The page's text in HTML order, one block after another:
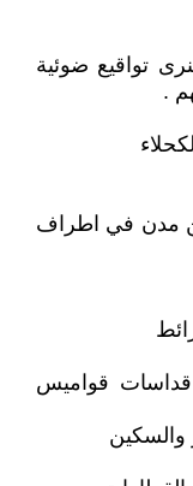
تواقيع ضوئية
.
مدن في اطراف
قداسات قواميس
والسكين